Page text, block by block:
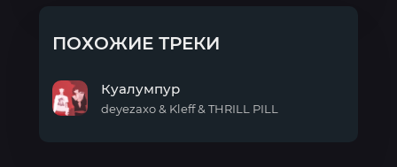
ПОХОЖИЕ ТРЕКИ
Куалумпур
deyezaxo & Kleff & THRILL PILL